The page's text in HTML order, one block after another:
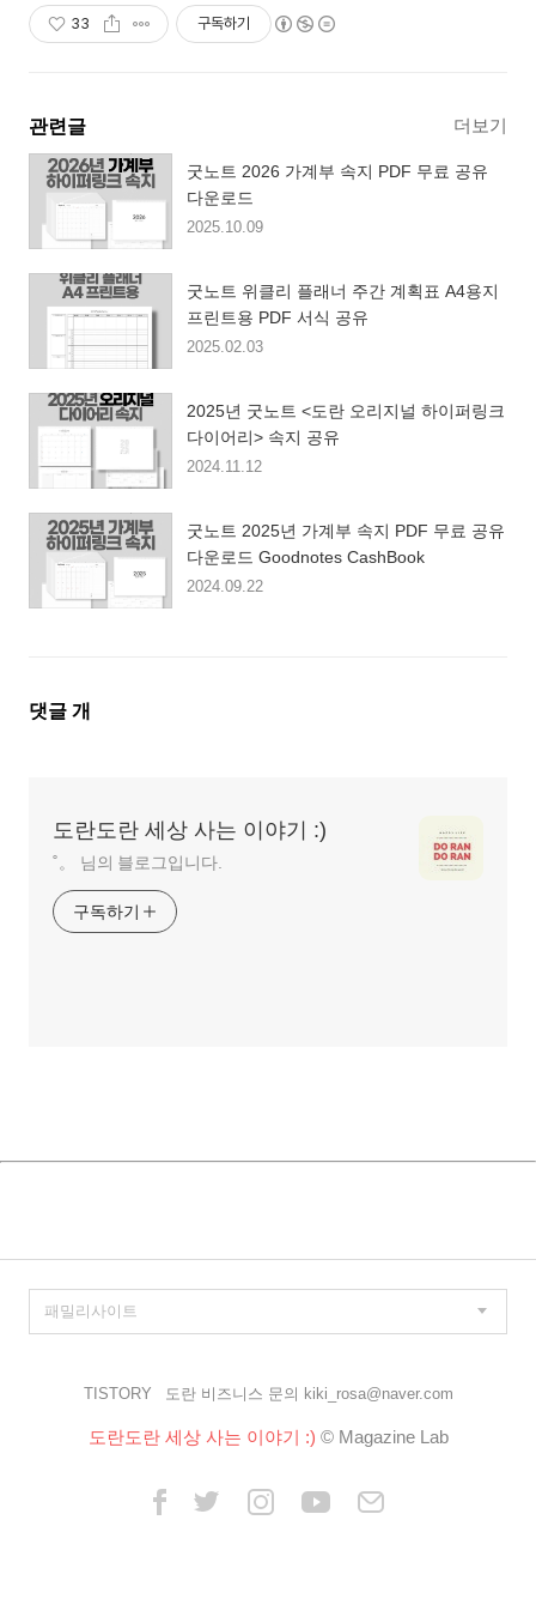
33 구독하기
관련글 더보기
굿노트 2026 가계부 속지 PDF 무료 공유
다운로드
2025.10.09
굿노트 위클리 플래너 주간 계획표 A4용지
프린트용 PDF 서식 공유
2025.02.03
2025년 굿노트 <도란 오리지널 하이퍼링크
다이어리> 속지 공유
2024.11.12
굿노트 2025년 가계부 속지 PDF 무료 공유
다운로드 Goodnotes CashBook
2024.09.22
댓
댓글 개
도란도란 세상 사는 이야기 :)
˚。 님의 블로그입니다.
구독하기
TISTORY 도란 비즈니스 문의 kiki_rosa@naver.com
도란도란 세상 사는 이야기 :) © Magazine Lab